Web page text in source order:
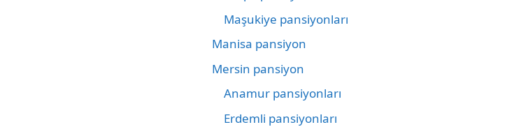
Maşukiye pansiyonları
Manisa pansiyon
Mersin pansiyon
Anamur pansiyonları
Erdemli pansiyonları